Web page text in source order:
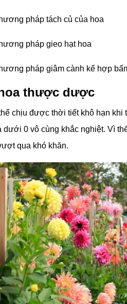
pháp tách củ của hoa
pháp gieo hạt hoa
pháp giâm cành kế hợp
thược dược
chịu được thời tiết khô hạn khi
dưới 0 vô cùng khắc nghiệt. Vì
qua khó khăn.